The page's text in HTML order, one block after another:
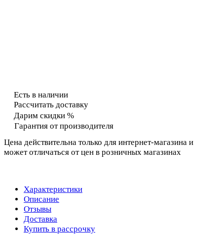
Есть в наличии
Рассчитать доставку
Дарим скидки %
Гарантия от производителя
Цена действительна только для интернет-магазина и
может отличаться от цен в розничных магазинах
Характеристики
Описание
Отзывы
Доставка
Купить в рассрочку